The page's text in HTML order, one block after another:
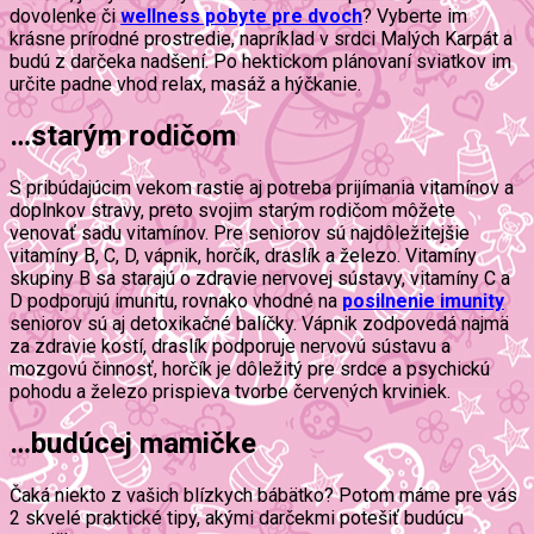
dovolenke čiwellness pobyte pre dvoch? Vyberte im
krásne prírodné prostredie, napríklad v srdci Malých Karpát a
budú z darčeka nadšení. Po hektickom plánovaní sviatkov im
určite padne vhod relax, masáž a hýčkanie.
…starým rodičom
S pribúdajúcim vekom rastie aj potreba prijímania vitamínov a
doplnkov stravy, preto svojim starým rodičom môžete
venovať sadu vitamínov. Pre seniorov sú najdôležitejšie
vitamíny B, C, D, vápnik, horčík, draslík a železo. Vitamíny
skupiny B sa starajú o zdravie nervovej sústavy, vitamíny C a
D podporujú imunitu, rovnako vhodné na posilnenie imunity
seniorov sú aj detoxikačné balíčky. Vápnik zodpovedá najmä
za zdravie kostí, draslík podporuje nervovú sústavu a
mozgovú činnosť, horčík je dôležitý pre srdce a psychickú
pohodu a železo prispieva tvorbe červených krviniek.
…budúcej mamičke
Čaká niekto z vašich blízkych bábätko? Potom máme pre vás
2 skvelé praktické tipy, akými darčekmi potešiť budúcu